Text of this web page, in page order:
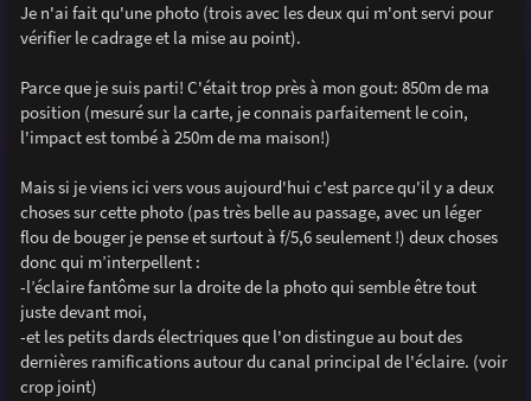
Je n'ai fait qu'une photo (trois avec les deux qui m'ont servi pour
vérifier le cadrage et la mise au point).
Parce que je suis parti! C'était trop près à mon gout: 850m de ma
position (mesuré sur la carte, je connais parfaitement le coin,
l'impact est tombé à 250m de ma maison!)
Mais si je viens ici vers vous aujourd'hui c'est parce qu'il y a deux
choses sur cette photo (pas très belle au passage, avec un léger
flou de bouger je pense et surtout à f/5,6 seulement !) deux choses
donc qui m’interpellent :
-l’éclaire fantôme sur la droite de la photo qui semble être tout
juste devant moi,
-et les petits dards électriques que l'on distingue au bout des
dernières ramifications autour du canal principal de l'éclaire. (voir
crop joint)